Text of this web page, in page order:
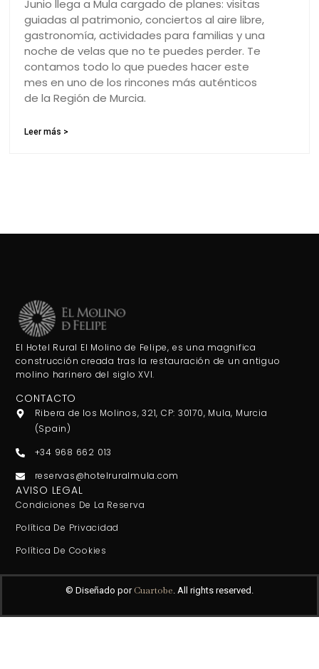
Junio llega a Mula cargado de planes: visitas
guiadas al patrimonio, conciertos al aire libre,
gastronomía, actividades para familias y una
noche de velas que no te puedes perder. Te
contamos todo lo que puedes hacer este
mes en uno de los rincones más auténticos
de la Región de Murcia.
Leer más >
El Hotel Rural El Molino de Felipe, es una magnifica
construcción creada tras la restauración de un antiguo
molino harinero del siglo XVI.
CONTACTO
Ribera de los Molinos, 321, CP: 30170, Mula, Murcia
(Spain)
+34 968 662 013
reservas@hotelruralmula.com
AVISO LEGAL
Condiciones De La Reserva
Política De Privacidad
Política De Cookies
© Diseñado por Cuartobe. All rights reserved.